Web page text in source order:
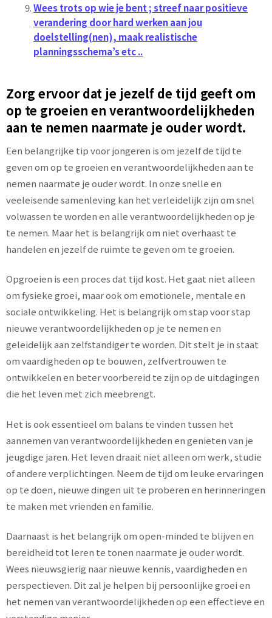
Wees trots op wie je bent ; streef naar positieve
verandering door hard werken aan jou
doelstelling(nen), maak realistische
planningsschema’s etc ..
Zorg ervoor dat je jezelf de tijd geeft om
op te groeien en verantwoordelijkheden
aan te nemen naarmate je ouder wordt.
Een belangrijke tip voor jongeren is om jezelf de tijd te
geven om op te groeien en verantwoordelijkheden aan te
nemen naarmate je ouder wordt. In onze snelle en
veeleisende samenleving kan het verleidelijk zijn om snel
volwassen te worden en alle verantwoordelijkheden op je
te nemen. Maar het is belangrijk om niet overhaast te
handelen en jezelf de ruimte te geven om te groeien.
Opgroeien is een proces dat tijd kost. Het gaat niet alleen
om fysieke groei, maar ook om emotionele, mentale en
sociale ontwikkeling. Het is belangrijk om stap voor stap
nieuwe verantwoordelijkheden op je te nemen en
geleidelijk aan zelfstandiger te worden. Dit stelt je in staat
om vaardigheden op te bouwen, zelfvertrouwen te
ontwikkelen en beter voorbereid te zijn op de uitdagingen
die het leven met zich meebrengt.
Het is ook essentieel om balans te vinden tussen het
aannemen van verantwoordelijkheden en genieten van je
jeugdige jaren. Het leven draait niet alleen om werk, studie
of andere verplichtingen. Neem de tijd om leuke ervaringen
op te doen, nieuwe dingen uit te proberen en herinneringen
te maken met vrienden en familie.
Daarnaast is het belangrijk om open-minded te blijven en
bereidheid tot leren te tonen naarmate je ouder wordt.
Wees nieuwsgierig naar nieuwe kennis, vaardigheden en
perspectieven. Dit zal je helpen bij persoonlijke groei en
het nemen van verantwoordelijkheden op een effectieve en